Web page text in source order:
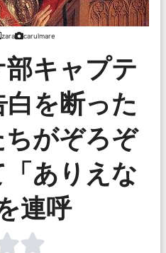
zara carulmare
キャプテ
を断った
ちがぞろぞ
ありえな
連呼